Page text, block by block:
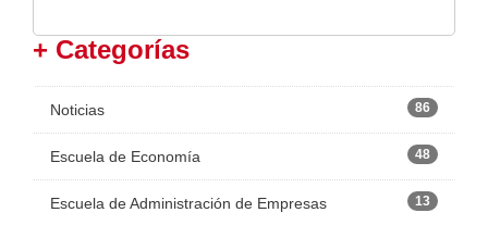
+ Categorías
Noticias 86
Escuela de Economía 48
Escuela de Administración de Empresas 13